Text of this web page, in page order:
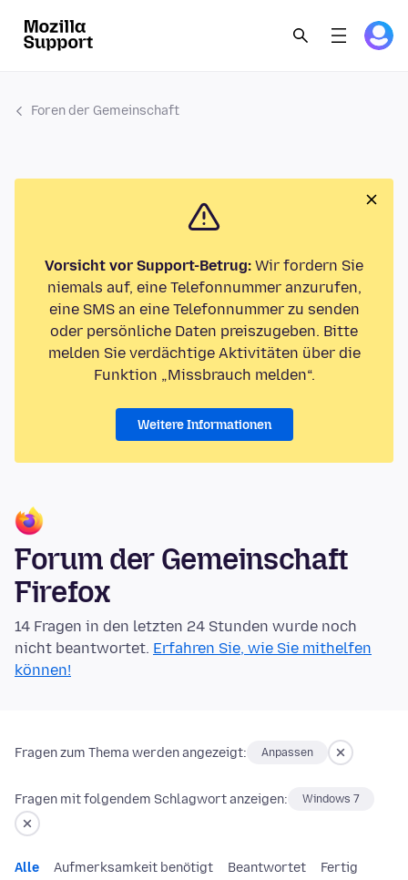
Foren der Gemeinschaft
Vorsicht vor Support-Betrug: Wir fordern Sie
niemals auf, eine Telefonnummer anzurufen,
eine SMS an eine Telefonnummer zu senden
oder persönliche Daten preiszugeben. Bitte
melden Sie verdächtige Aktivitäten über die
Funktion „Missbrauch melden“.
Weitere Informationen
Forum der Gemeinschaft
Firefox
14 Fragen in den letzten 24 Stunden wurde noch
nicht beantwortet. Erfahren Sie, wie Sie mithelfen
können!
Fragen zum Thema werden angezeigt: Anpassen
Fragen mit folgendem Schlagwort anzeigen: Windows 7
Alle Aufmerksamkeit benötigt Beantwortet Fertig